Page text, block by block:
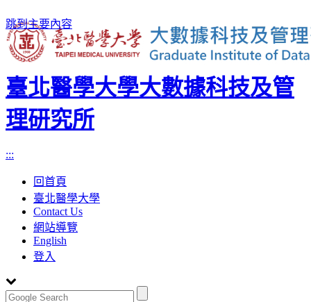
跳到主要內容
臺北醫學大學大數據科技及管
理研究所
:::
回首頁
臺北醫學大學
Contact Us
網站導覽
English
登入